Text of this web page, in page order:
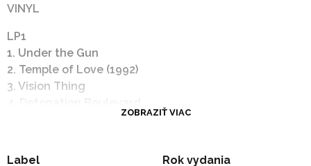
VINYL
LP1
1. Under the Gun
2. Temple of Love (1992)
3. Vision Thing
LP2
ZOBRAZIŤ VIAC
Label
Rok vydania